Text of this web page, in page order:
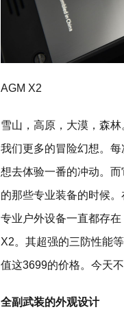
AGM X2
雪山，高原，大漠，森
我们更多的冒险幻想。
想去体验一番的冲动。
的那些专业装备的时候
专业户外设备一直都存
X2。其超强的三防性能
值这3699的价格。今天
全副武装的外观设计